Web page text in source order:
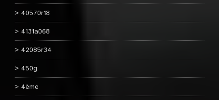
40570r18
4131a068
42085r34
450g
4ème